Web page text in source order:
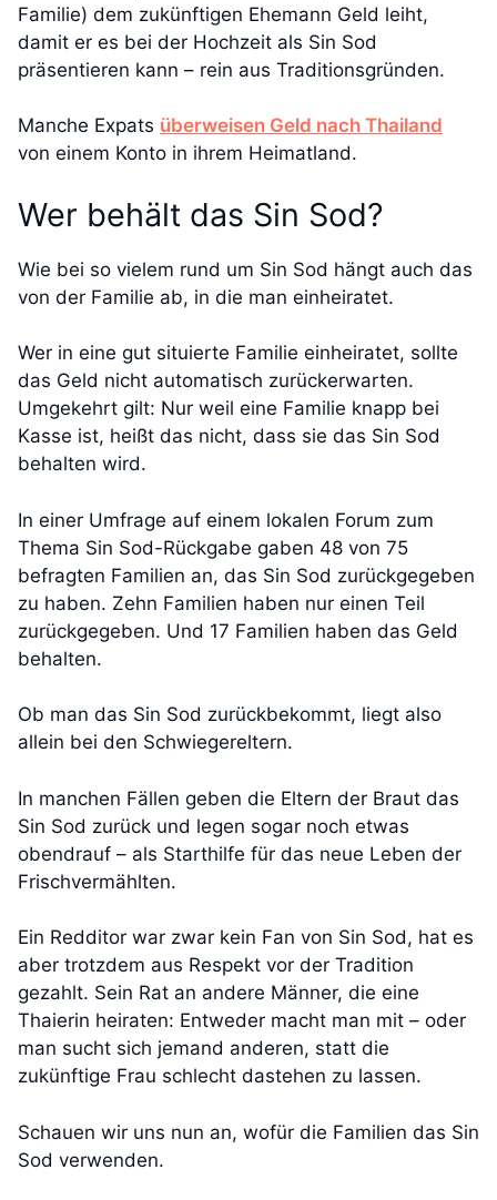
Familie) dem zukünftigen Ehemann Geld leiht,
damit er es bei der Hochzeit als Sin Sod
präsentieren kann – rein aus Traditionsgründen.
Manche Expats überweisen Geld nach Thailand
von einem Konto in ihrem Heimatland.
Wer behält das Sin Sod?
Wie bei so vielem rund um Sin Sod hängt auch das
von der Familie ab, in die man einheiratet.
Wer in eine gut situierte Familie einheiratet, sollte
das Geld nicht automatisch zurückerwarten.
Umgekehrt gilt: Nur weil eine Familie knapp bei
Kasse ist, heißt das nicht, dass sie das Sin Sod
behalten wird.
In einer Umfrage auf einem lokalen Forum zum
Thema Sin Sod-Rückgabe gaben 48 von 75
befragten Familien an, das Sin Sod zurückgegeben
zu haben. Zehn Familien haben nur einen Teil
zurückgegeben. Und 17 Familien haben das Geld
behalten.
Ob man das Sin Sod zurückbekommt, liegt also
allein bei den Schwiegereltern.
In manchen Fällen geben die Eltern der Braut das
Sin Sod zurück und legen sogar noch etwas
obendrauf – als Starthilfe für das neue Leben der
Frischvermählten.
Ein Redditor war zwar kein Fan von Sin Sod, hat es
aber trotzdem aus Respekt vor der Tradition
gezahlt. Sein Rat an andere Männer, die eine
Thaierin heiraten: Entweder macht man mit – oder
man sucht sich jemand anderen, statt die
zukünftige Frau schlecht dastehen zu lassen.
Schauen wir uns nun an, wofür die Familien das Sin
Sod verwenden.